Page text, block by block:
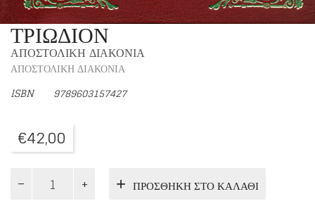
ΤΡΙΩΔΙΟΝ
ΑΠΟΣΤΟΛΙΚΗ ΔΙΑΚΟΝΙΑ
ΑΠΟΣΤΟΛΙΚΗ ΔΙΑΚΟΝΙΑ
ISBN9789603157427
€42,00
ποσότητα
ΠΡΟΣΘΉΚΗ ΣΤΟ ΚΑΛΆΘΙ